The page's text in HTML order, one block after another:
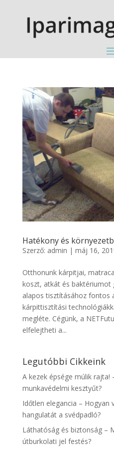
Hatékony és
Szerző: admin | máj 16,
Otthonunk kárpitjai,
koszt, atkát és baktériumot
alapos tisztításához fontos
kárpittisztítási
megléte. Cégünk, a
elfelejtheti a...
Legutóbbi Cikkeink
A kezek épsége múlik rajta!
munkavédelmi kesztyűt?
Időtlen elegancia – Hogyan
hangulatát a svédpadló?
Láthatóság és biztonság –
útburkolati jel festés?